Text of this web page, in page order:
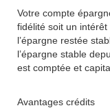
Votre compte
fidélité soit un
l’épargne restée
l’épargne stable
est comptée et
Avantages crédits